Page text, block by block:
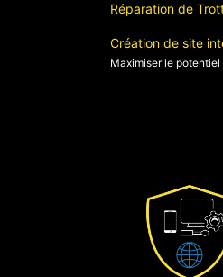
Réparation de
Création de site
Maximiser le